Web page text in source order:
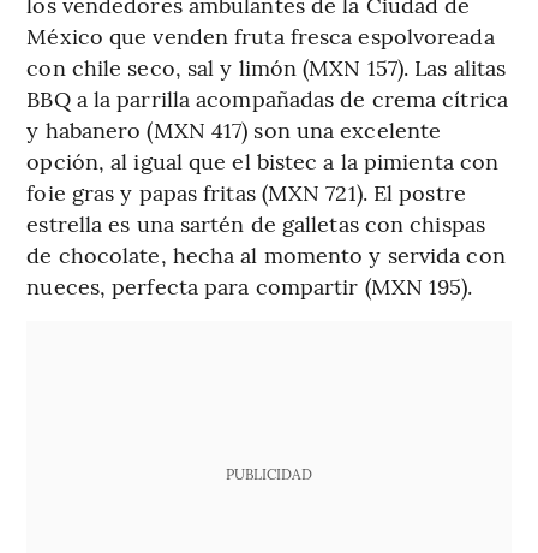
México que venden fruta fresca espolvoreada
con chile seco, sal y limón (MXN 157). Las alitas
BBQ a la parrilla acompañadas de crema cítrica
y habanero (MXN 417) son una excelente
opción, al igual que el bistec a la pimienta con
foie gras y papas fritas (MXN 721). El postre
estrella es una sartén de galletas con chispas
de chocolate, hecha al momento y servida con
nueces, perfecta para compartir (MXN 195).
PUBLICIDAD